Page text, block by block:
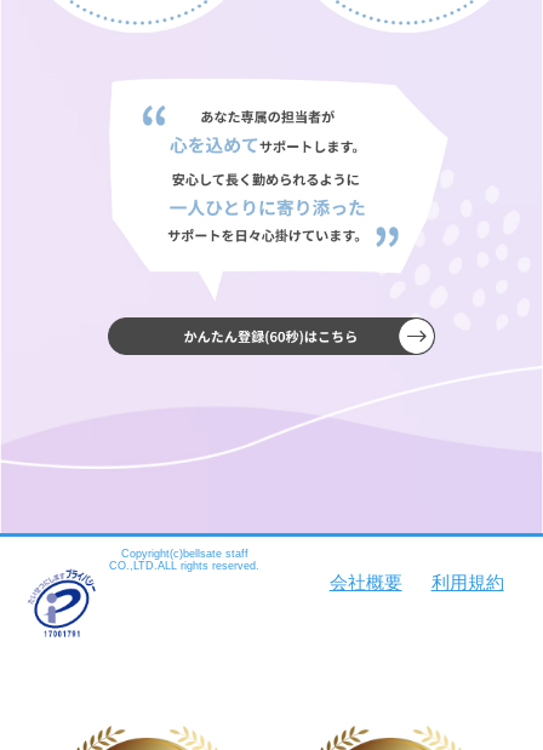
会社概要 利用規約
Copyright(c)bellsate staff
CO.,LTD.ALL rights reserved.